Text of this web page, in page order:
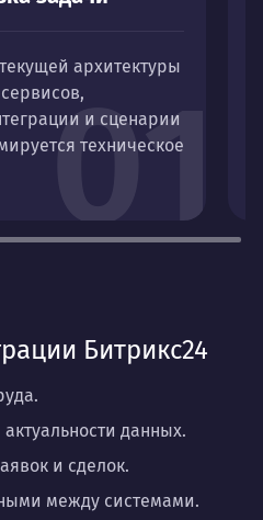
01
архитектуры
и сценарии
техническое
Битрикс24
данных.
и сделок.
между системами.